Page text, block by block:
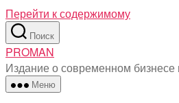
Перейти к содержимому
Поиск
PROMAN
Издание о современном бизнесе
Меню